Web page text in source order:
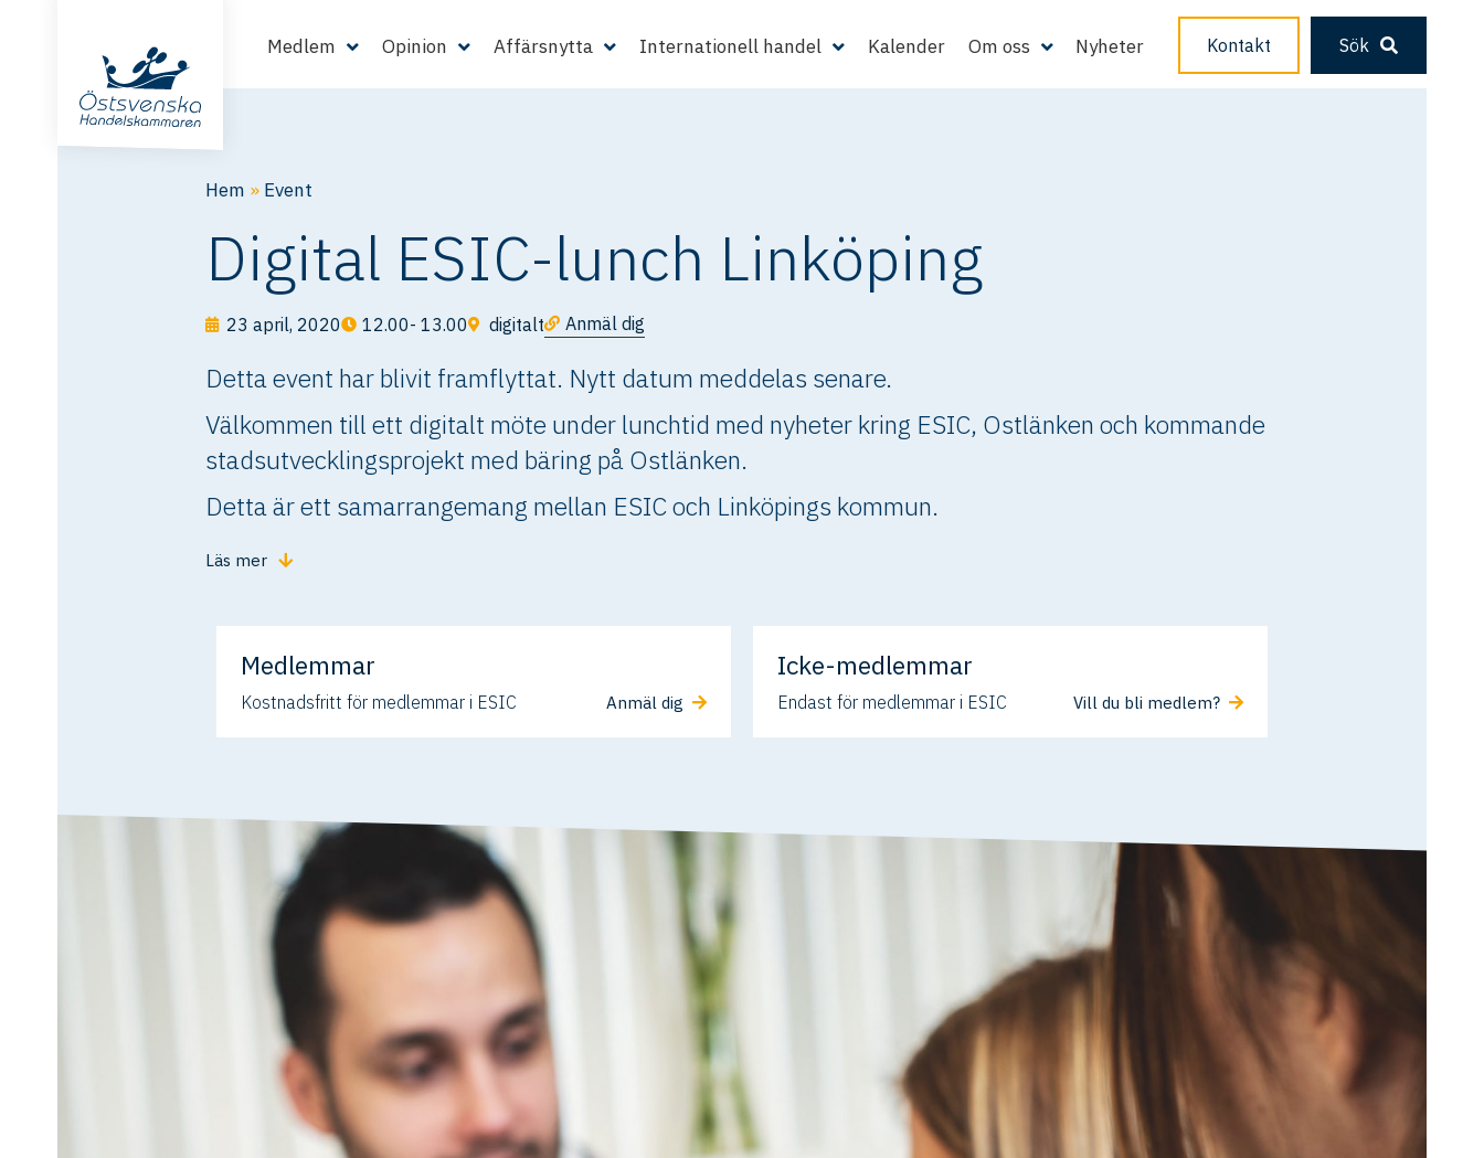
Medlem Opinion Affärsnytta Internationell handel Kalender Om oss Nyheter Kontakt Sök
Hem » Event
Digital ESIC-lunch Linköping
23 april, 2020 12.00- 13.00 digitalt Anmäl dig
Detta event har blivit framflyttat. Nytt datum meddelas senare.
Välkommen till ett digitalt möte under lunchtid med nyheter kring ESIC, Ostlänken och kommande
stadsutvecklingsprojekt med bäring på Ostlänken.
Detta är ett samarrangemang mellan ESIC och Linköpings kommun.
Läs mer
Medlemmar
Kostnadsfritt för medlemmar i ESIC Anmäl dig
Icke-medlemmar
Endast för medlemmar i ESIC Vill du bli medlem?